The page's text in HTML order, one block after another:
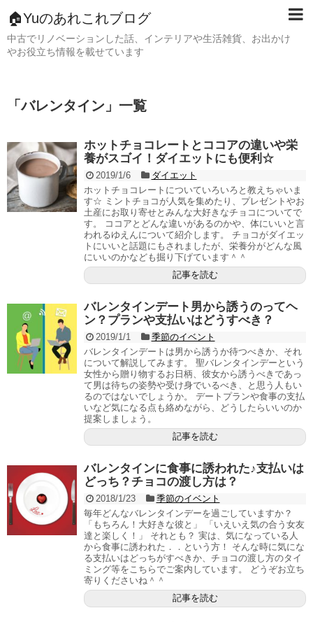
🏠Yuのあれこれブログ
中古でリノベーションした話、インテリアや生活雑貨、お出かけ
やお役立ち情報を載せています
「バレンタイン 」 一覧
ホットチョコレートとココアの違いや栄
養がスゴイ！ダイエットにも便利☆
2019/1/6
ダイエット
ホットチョコレートについていろいろと教えちゃいま
す☆ ミントチョコが人気を集めたり、プレゼントやお
土産にお取り寄せとみんな大好きなチョコについてで
す。 ココアとどんな違いがあるのかや、体にいいと言
われるゆえんについて紹介します。 チョコがダイエッ
トにいいと話題にもされましたが、栄養分がどんな風
にいいのかなども掘り下げています＾＾
記事を読む
バレンタインデート男から誘うのってヘ
ン？プランや支払いはどうすべき？
2019/1/1
季節のイベント
バレンタインデートは男から誘うか待つべきか、それ
について解説してみます。 聖バレンタインデーという
女性から贈り物するお日柄、彼女から誘うべきであっ
て男は待ちの姿勢や受け身でいるべき、と思う人もい
るのではないでしょうか。 デートプランや食事の支払
いなど気になる点も絡めながら、どうしたらいいのか
提案しましょう。
記事を読む
バレンタインに食事に誘われた♪支払いは
どっち？チョコの渡し方は？
2018/1/23
季節のイベント
毎年どんなバレンタインデーを過ごしていますか？
「もちろん！大好きな彼と」 「いえいえ気の合う女友
達と楽しく！」 それとも？ 実は、気になっている人
から食事に誘われた．．という方！ そんな時に気にな
る支払いはどっちがすべきか、チョコの渡し方のタイ
ミング等をこちらでご案内しています。 どうぞお立ち
寄りくださいね＾＾
記事を読む